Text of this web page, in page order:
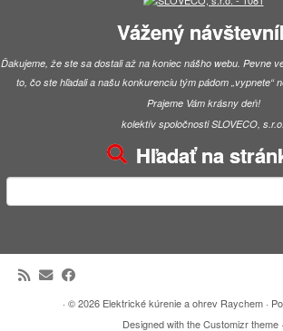
Vážený
Ďakujeme, že ste sa dostali až na koniec nášho webu. Pevne
to, čo ste hľadali a našu konkurenciu tým pádom „vypnete“
Prajeme Vám krásny deň!
kolektív spoločnosti SLOVECO, s.r.o.
Hľadať na
· © 2026 Elektrické kúrenie a ohrev Raychem·
Designed with theCustomizr theme ·